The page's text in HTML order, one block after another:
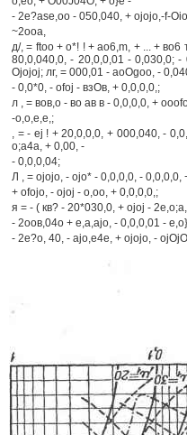
- 2e?ase,oo - 050,040, + ojojo,-f-
~2ooa,
д/, = ftoo + о*! ! + ao6,m, + ... +
80,0,040,0, - 20,0,0,01 - 0,030,0;
Ojojoj; лг, = 000,01 - aoOgoo, -
- 0,0*0, - ofoj - взОв, + 0,0,0,0,;
л , = вов,о - во ав в - 0,0,0,0, +
-o,o,e,e,;
, = - ej ! + 20,0,0,0, + 000,040, -
o;a4a, + 0,00, -
- 0,0,0,04;
Л , = ojojo, - ojo* - 0,0,0,0, - 0,0,0,0,
+ ofojo, - ojoj - o,oo, + 0,0,0,0,;
я = - ( кв? - 20*030,0, + ojoj -
- 2оов,04о + e,a,ajo, - 0,0,0,01 -
- 2e?o, 40, - ajo,e4e, + ojojo, -